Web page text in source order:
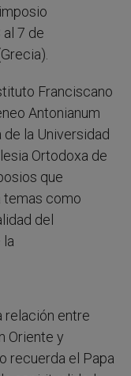
7 de
Franciscano
Antonianum
la Universidad
Ortodoxa de
que
temas como
del
relación entre
Oriente y
recuerda el Papa